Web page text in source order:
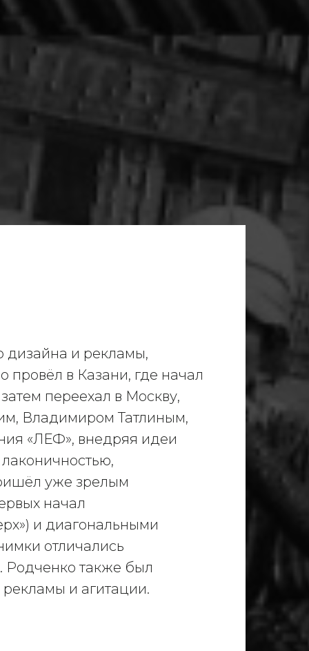
дизайна и рекламы,
в Казани, где начал
переехал в Москву,
Владимиром Татлиным,
«ЛЕФ», внедряя идеи
уже зрелым
начал
и диагональными
отличались
также был
и агитации.